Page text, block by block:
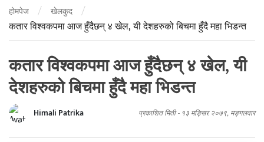
होमपेज / खेलकुद /
कतार विश्वकपमा आज हुँदैछन् ४ खेल, यी देशहरुको बिचमा हुँदै महा भिडन्त
कतार विश्वकपमा आज हुँदैछन् ४ खेल, यी
देशहरुको बिचमा हुँदै महा भिडन्त
Himali Patrika प्रकाशित मिती - १३ मङ्सिर २०७९, मङ्गलवार